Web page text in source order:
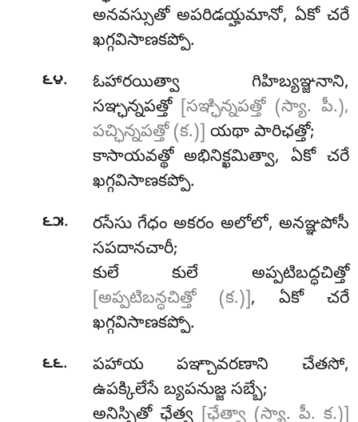
అనవస్సుతో అపరిడయ్హమానో, ఏకో చరే
ఖగ్గవిసాణకప్పో.
౬౪. ఓహారయిత్వా గిహిబ్యఞ్జనాని,
సఞ్ఛన్నపత్తో
[సఞ్ఛిన్నపత్తో (స్యా. పీ.),
పచ్ఛిన్నపత్తో (క.)] యథా పారిఛత్తో;
కాసాయవత్థోఅభినిక్ఖమిత్వా, ఏకో చరే
ఖగ్గవిసాణకప్పో.
౬౫.
రసేసు గేధం అకరం అలోలో, అనఞ్ఞపోసీ
సపదానచారీ;
కులే కులే అప్పటిబద్ధచిత్తో
[అప్పటిబన్ధచిత్తో (క.)], ఏకో చరే
ఖగ్గవిసాణకప్పో.
౬౬. పహాయపఞ్చావరణాని చేతసో,
ఉపక్కిలేసే బ్యపనుజ్జ సబ్బే;
అనిస్సితో ఛేత్వ
[ఛేత్వా (స్యా. పీ. క.)]